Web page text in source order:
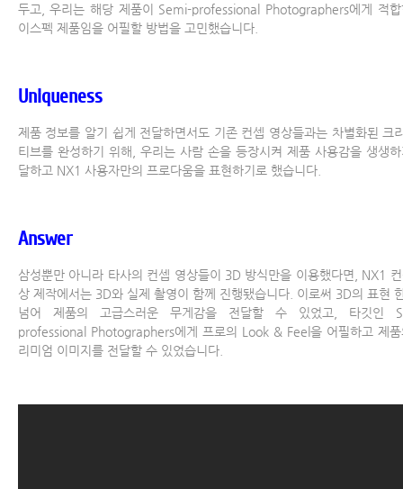
두고, 우리는 해당 제품이 Semi-professional Photographers에게 적
이스펙 제품임을 어필할 방법을 고민했습니다.
Uniqueness
제품 정보를 알기 쉽게 전달하면서도 기존 컨셉 영상들과는 차별화된 크
티브를 완성하기 위해, 우리는 사람 손을 등장시켜 제품 사용감을 생생
달하고 NX1 사용자만의 프로다움을 표현하기로 했습니다.
Answer
삼성뿐만 아니라 타사의 컨셉 영상들이 3D 방식만을 이용했다면, NX1
상 제작에서는 3D와 실제 촬영이 함께 진행됐습니다. 이로써 3D의 표현
넘어 제품의 고급스러운 무게감을 전달할 수 있었고, 타깃인
professional Photographers에게 프로의 Look & Feel을 어필하고 제
리미엄 이미지를 전달할 수 있었습니다.